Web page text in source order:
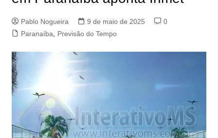
Pablo Nogueira 9 de maio de 2025
0
Paranaíba
Previsão do Tempo